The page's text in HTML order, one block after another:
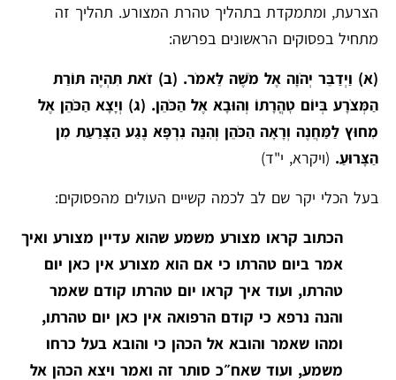
הצרעת, ומתמקדת בתהליך טהרת המצורע. תהליך זה
מתחיל בפסוקים הראשונים בפרשה:
(א) וַיְדַבֵּר יְהֹוָה אֶל מֹשֶׁה לֵּאמֹר. (ב) זֹאת תִּהְיֶה תּוֹרַת
הַמְּצֹרָע בְּיוֹם טׇהֳרָתוֹ וְהוּבָא אֶל הַכֹּהֵן. (ג) וְיָצָא הַכֹּהֵן אֶל
מִחוּץ לַמַּחֲנֶה וְרָאָה הַכֹּהֵן וְהִנֵּה נִרְפָּא נֶגַע הַצָּרַעַת מִן
הַצָּרוּעַ. (ויקרא, י"ד)
בעל הכלי יקר שם לב לכמה קשיים העולים מהפסוקים:
הכתוב קראו מצורע משמע שהוא עדיין מצורע ואיך
אמר ביום טהרתו כי אם הוא מצורע אין כאן יום
טהרתו, ועוד איך קראו יום טהרתו קודם שאמר
והנה נרפא כי קודם הרפואה אין כאן יום טהרתו,
ומהו שאמר והובא אל הכהן כי והובא בעל כרחו
משמע, ועוד שאח״כ סותר זה ואמר ויצא הכהן אל